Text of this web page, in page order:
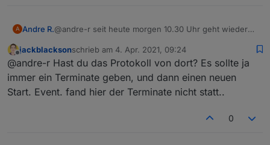
A Andre R.@andre-r seit heute morgen 10.30 Uhr geht wieder
Offline
jackblacksonschrieb am 4. Apr. 2021, 09:24
zuletzt editiert von
@andre-r Hast du das Protokoll von dort? Es sollte ja
immer ein Terminate geben, und dann einen neuen
Start. Event. fand hier der Terminate nicht statt..
0